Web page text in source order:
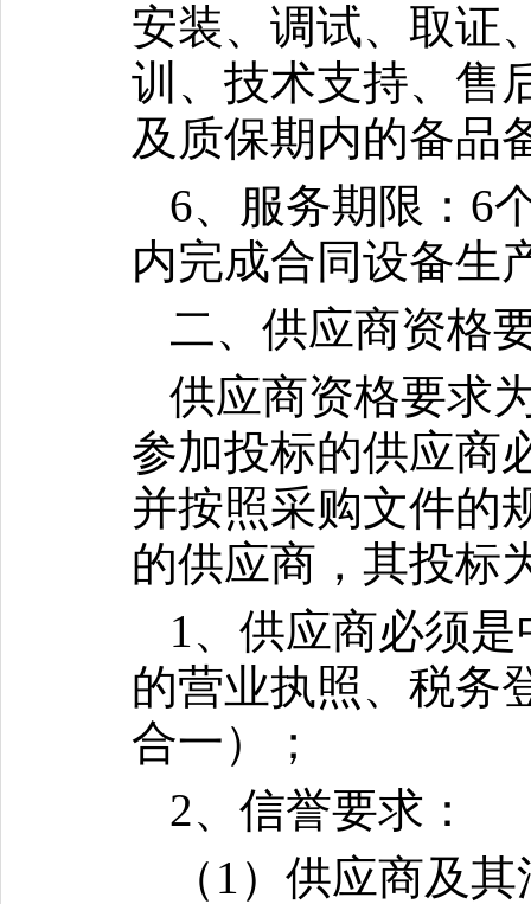
安装、调试、取证
训、技术支持、售
及质保期内的备品
6、服务期限：6
内完成合同设备生
二、供应商资格
供应商资格要求
参加投标的供应商
并按照采购文件的
的供应商，其投标
1、供应商必须
的营业执照、税务
合一）；
2、信誉要求：
（1）供应商及